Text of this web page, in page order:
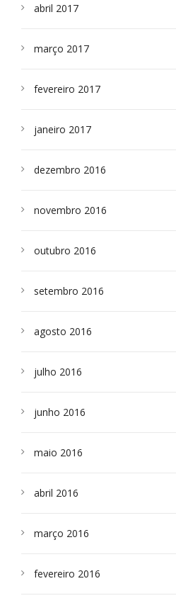
abril 2017
março 2017
fevereiro 2017
janeiro 2017
dezembro 2016
novembro 2016
outubro 2016
setembro 2016
agosto 2016
julho 2016
junho 2016
maio 2016
abril 2016
março 2016
fevereiro 2016